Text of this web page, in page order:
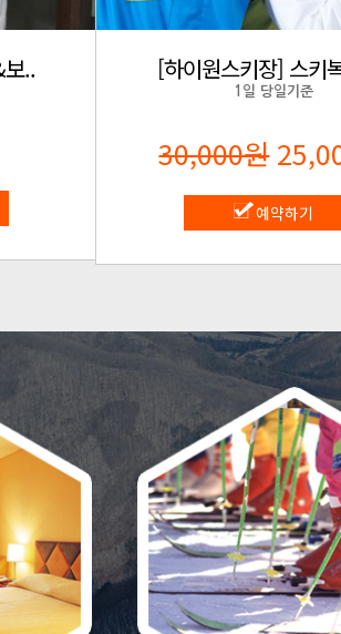
.. [하이원스키장] 스키
1일 당일기준
30,000원
예약하기